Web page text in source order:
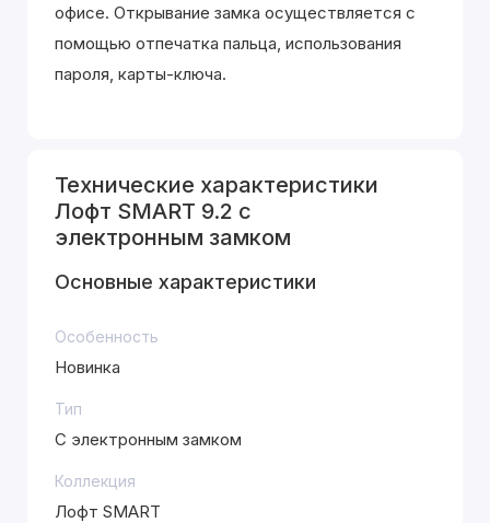
офисе. Открывание замка осуществляется с
помощью отпечатка пальца, использования
пароля, карты-ключа.
Технические характеристики
Лофт SMART 9.2 с
электронным замком
Основные характеристики
Особенность
Новинка
Тип
С электронным замком
Коллекция
Лофт SMART